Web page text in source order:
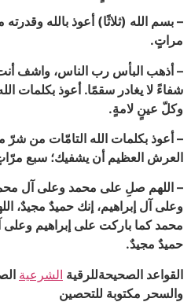
– بسم الله (ثلاثًا) أعوذ بالله
مراتٍ.
– أذهب البأس رب الناس، واشف
شفاءً لا يغادر سقمًا. أعوذ بكلمات
وكلّ عينٍ لامةٍ.
– أعوذ بكلمات الله التامّات من
العرش العظيم أن يشفيك؛ سبع
– اللهم صلِ على محمد وعلى آل
وعلى آل إبراهيم، إنك حميدٌ مجيدٌ،
محمد كما باركت على إبراهيم وعلى
حميدٌ مجيدٌ.
القواعد الصحيحة‎للرقية
الشرعية
والسحر مكتوبة للتحصين